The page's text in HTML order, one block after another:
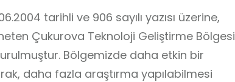
tarihli ve 906 sayılı yazısı üzerine,
Çukurova Teknoloji Geliştirme Bölgesi
Bölgemizde daha etkin bir
daha fazla araştırma yapılabilmesi